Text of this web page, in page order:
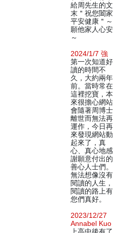
給周先生的文
末＂祝您闔家
平安健康＂～
願他家人心安
～
2024/1/7 強
第一次知道好
讀的時間不
久，大約兩年
前。當時常在
這裡挖寶，本
來很擔心網站
會隨著周博士
離世而無法再
運作，今日再
來發現網站動
起來了，真
心、真心地感
謝願意付出的
善心人士們。
無法想像沒有
閱讀的人生，
閱讀的路上有
您們真好。
2023/12/27
Annabel Kuo